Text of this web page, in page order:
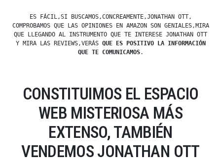
ES FÁCIL,SI BUSCAMOS,CONCREAMENTE,JONATHAN OTT,
COMPROBAMOS QUE LAS OPINIONES EN AMAZON SON GENIALES,MIRA
QUE LLEGANDO AL INSTRUMENTO QUE TE INTERESE JONATHAN OTT
Y MIRA LAS REVIEWS,VERÁS QUE ES POSITIVO LA INFORMACIÓN
QUE TE COMUNICAMOS.
CONSTITUIMOS EL ESPACIO
WEB MISTERIOSA MÁS
EXTENSO, TAMBIÉN
VENDEMOS JONATHAN OTT